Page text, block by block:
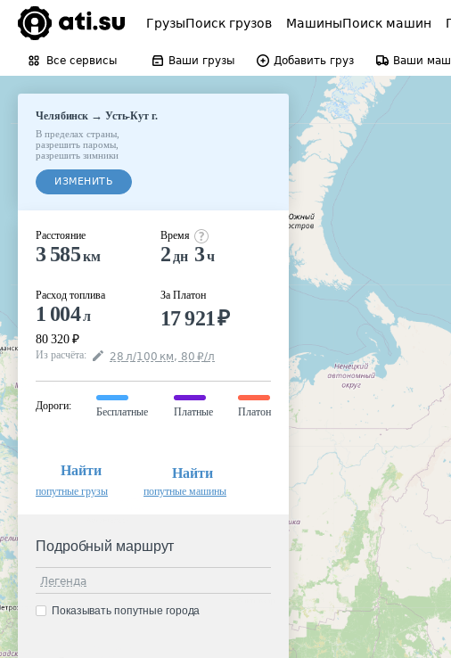
ГрузыПоиск грузов МашиныПоиск машин
Все сервисы Ваши грузы Добавить груз Ваши
Челябинск → Усть-Кут г.
В пределах страны
разрешить паромы
разрешить зимники
ИЗМЕНИТЬ
Расстояние
3 585км
Расход топлива
1 004л
80 320 ₽
Время
2 дн 3ч
За Платон
17 921₽
Из расчёта: 28 л/100 км, 80 ₽/л
Дороги:
Бесплатные Платные Платон
Найти
попутные грузы
Найти
попутные машины
Подробный маршрут
Легенда
Показывать попутные города